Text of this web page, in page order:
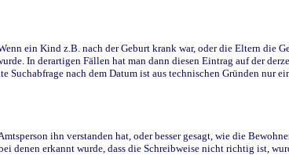
ein Kind z.B. nach der Geburt krank war, oder die Eltern die
In derartigen Fällen hat man dann diesen Eintrag auf der
nach dem Datum ist aus technischen Gründen nur
ihn verstanden hat, oder besser gesagt, wie die
denen erkannt wurde, dass die Schreibweise nicht richtig ist,